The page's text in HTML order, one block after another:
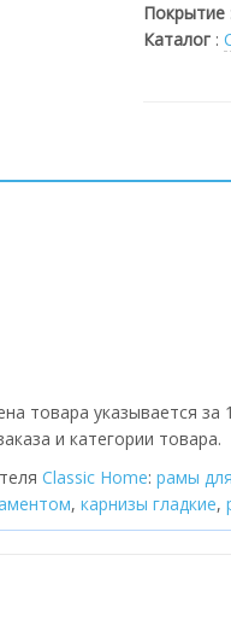
Покрытие:
Каталог:
товара указывается
и категории товара.
Classic Home: рамы
, карнизы гладкие,